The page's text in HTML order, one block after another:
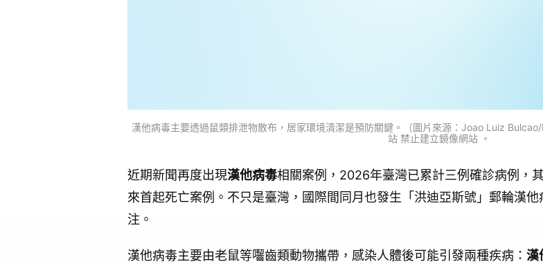
漢他病毒主要透過鼠類排泄物散布，居家環境清潔是預防關鍵。（圖片來源：Joao Luiz
站 禁止建立鏡像網站 。
近期新聞再度出現漢他病毒相關案例，2026年臺灣已累計三例確診病例，
來首起死亡案例。不只是臺灣，國際間同月也發生「洪迪亞斯號」郵輪漢
注。
漢他病毒主要由老鼠等囓齒類動物攜帶，感染人體後可能引發兩種疾病： 漢